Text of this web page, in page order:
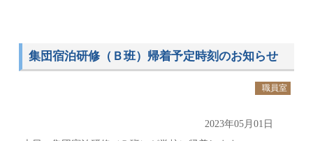
集団宿泊研修（Ｂ班）帰着予定時刻のお知らせ
職員室
2023年05月01日